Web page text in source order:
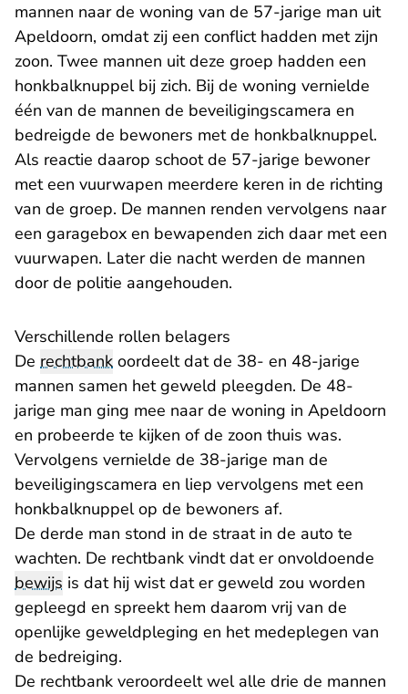
mannen naar de woning van de 57-jarige man uit
Apeldoorn, omdat zij een conflict hadden met zijn
zoon. Twee mannen uit deze groep hadden een
honkbalknuppel bij zich. Bij de woning vernielde
één van de mannen de beveiligingscamera en
bedreigde de bewoners met de honkbalknuppel.
Als reactie daarop schoot de 57-jarige bewoner
met een vuurwapen meerdere keren in de richting
van de groep. De mannen renden vervolgens naar
een garagebox en bewapenden zich daar met een
vuurwapen. Later die nacht werden de mannen
door de politie aangehouden.
Verschillende rollen belagers
De rechtbank oordeelt dat de 38- en 48-jarige
mannen samen het geweld pleegden. De 48-
jarige man ging mee naar de woning in Apeldoorn
en probeerde te kijken of de zoon thuis was.
Vervolgens vernielde de 38-jarige man de
beveiligingscamera en liep vervolgens met een
honkbalknuppel op de bewoners af.
De derde man stond in de straat in de auto te
wachten. De rechtbank vindt dat er onvoldoende
bewijs is dat hij wist dat er geweld zou worden
gepleegd en spreekt hem daarom vrij van de
openlijke geweldpleging en het medeplegen van
de bedreiging.
De rechtbank veroordeelt wel alle drie de mannen